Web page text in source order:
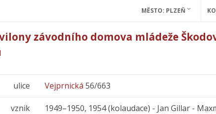
MĚSTO: PLZEŇ
závodního domova mládeže
ulice Vejprnická 56/663
vznik
1949–1950, 1954 (kolaudace) - Jan Gillar -